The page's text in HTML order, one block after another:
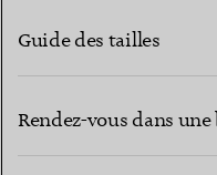
Guide des tailles
Rendez-vous dans